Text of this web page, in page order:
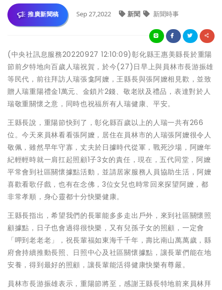
推廣新聞稿 Sep 27,2022 新聞 新聞時事
(中央社訊息服務20220927 12:10:09)彰化縣王惠美縣長於重陽
節前夕特地向百歲人瑞祝賀，於今(27)日早上與員林市長游振雄
等民代，前往拜訪人瑞張龛阿嬤，王縣長與張阿嬤相見歡，並致
贈人瑞重陽禮金1萬元、金鎖片2錢、敬老狀及禮品，表達對於人
瑞敬重關懷之意，同時也祝福所有人瑞健康、平安。
王縣長說，重陽節快到了，彰化縣百歲以上的人瑞一共有266
位。今天來員林看看張阿嬤，居住在員林市的人瑞張阿嬤很令人
敬佩，雖然早年守寡，丈夫於日據時代從軍，戰死沙場，阿嬤年
紀輕輕時就一肩扛起照顧1子3女的責任，現在，五代同堂，阿嬤
平常會到社區關懷據點活動，並請居家服務人員協助生活，阿嬤
喜歡看歌仔戲，也有在念佛，3位女兒也時常回來探望阿嬤，都
非常孝順，身心靈都十分快樂健康。
王縣長指出，希望我們的長輩能多多走出戶外，來到社區關懷照
顧據點，日子也會過得很快樂，又有兒孫子女的照顧，一定會
「呷到老老老」，祝長輩福如東海千千年，壽比南山萬萬歲，縣
府會持續推動長照、日照中心及社區關懷據點，讓長輩們能在地
安養，得到最好的照顧，讓長輩能活得健康快樂有尊嚴。
員林市長游振雄表示，重陽節將至，感謝王縣長特地前來員林拜